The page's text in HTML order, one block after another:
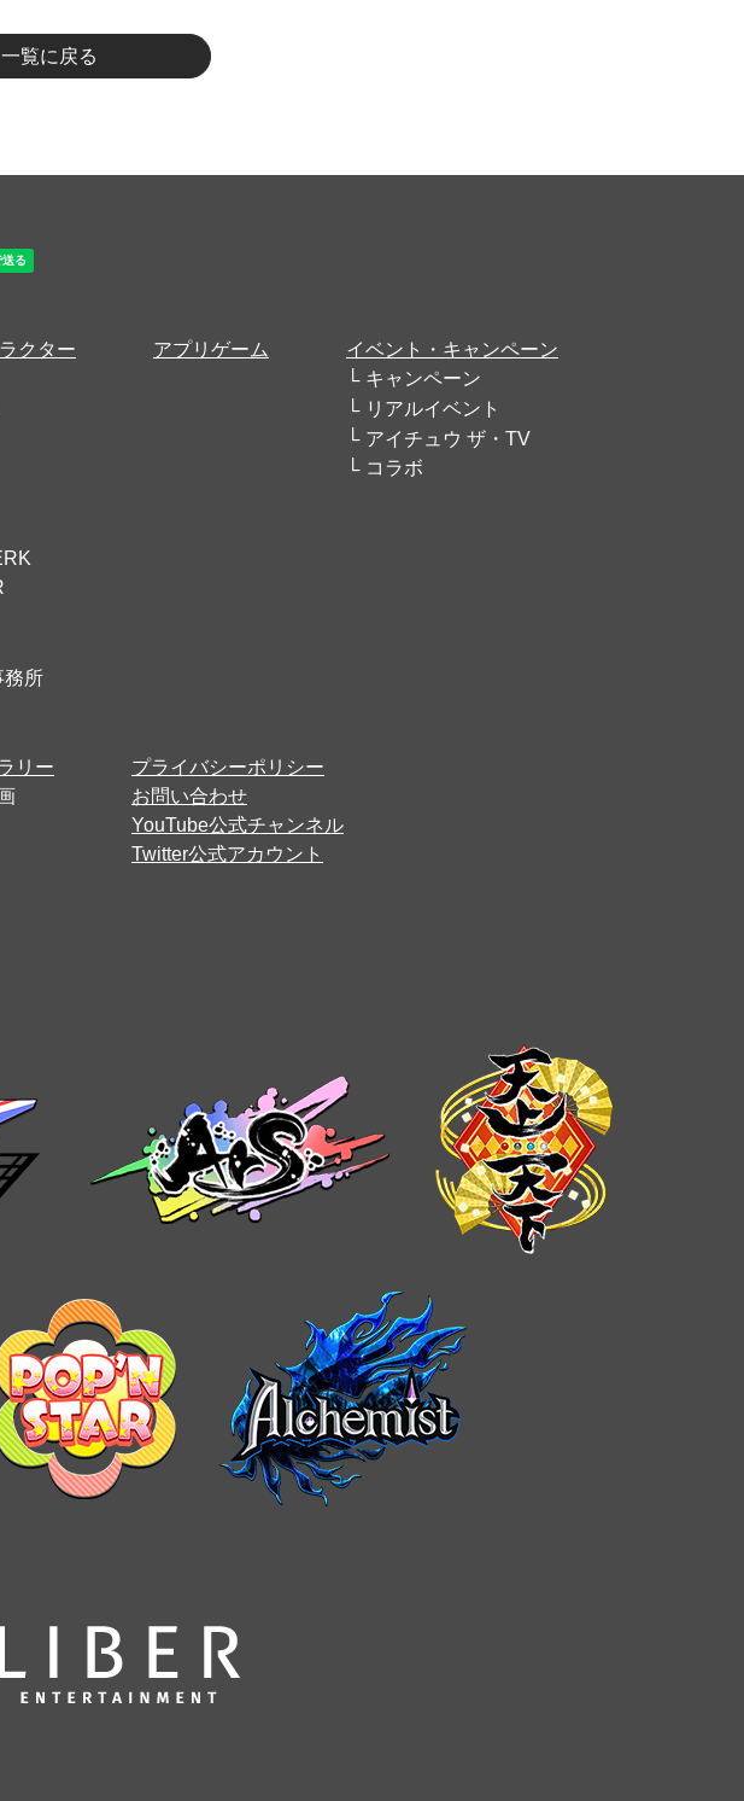
一覧に戻る
クター
務所
アプリゲーム
イベント・キャンペーン
キャンペーン
リアルイベント
アイチュウ ザ・TV
コラボ
リー
プライバシーポリシー
お問い合わせ
YouTube公式チャンネル
Twitter公式アカウント